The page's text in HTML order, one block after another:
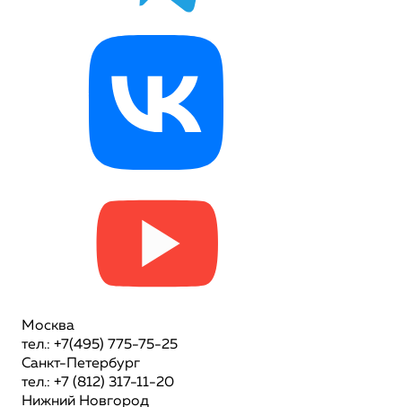
Москва
тел.: +7(495) 775-75-25
Санкт-Петербург
тел.: +7 (812) 317-11-20
Нижний Новгород